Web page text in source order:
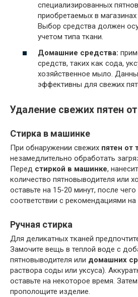
специализированных
приобретаемых в
Выбор средства должен
учетом типа ткани.
Домашние средства:
средств, таких как сода,
хозяйственное мыло.
эффективны для свежих
Удаление свежих пятен
Стирка в машинке
При обнаружении свежих пятен от
незамедлительно обработать
Перед стиркой в машинке,
количество пятновыводителя или
оставьте на 15-20 минут, после
соответствии с рекомендациями на
Ручная стирка
Для деликатных тканей
Замочите вещь в теплой воде с
пятновыводителя или домашних
раствора соды или уксуса).
оставьте на некоторое время.
прополощите изделие.